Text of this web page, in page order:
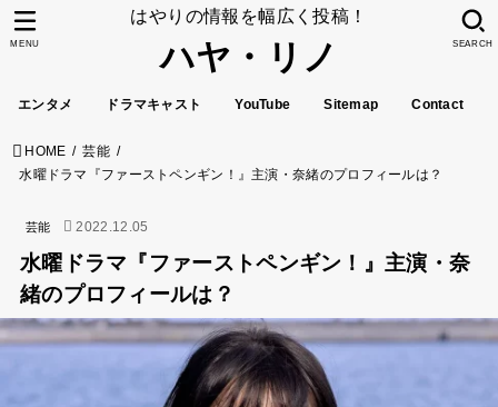
はやりの情報を幅広く投稿！
ハヤ・リノ
エンタメ ドラマキャスト YouTube Sitemap Contact
SEARCH
MENU
HOME
芸能
水曜ドラマ『ファーストペンギン！』主演・奈緒のプロフィールは？
芸能 2022.12.05
水曜ドラマ『ファーストペンギン！』主演・奈
緒のプロフィールは？